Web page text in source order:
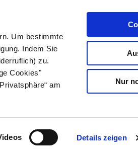
Um bestimmte
Indem Sie
zu.
Cookies"
am
Details zeigen
Nur
leben Über uns
und